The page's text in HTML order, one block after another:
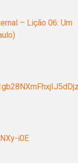
– Lição 06: Um
i0E